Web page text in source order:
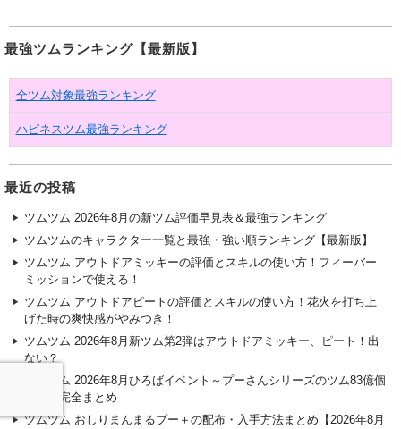
最強ツムランキング【最新版】
全ツム対象最強ランキング
ハピネスツム最強ランキング
最近の投稿
ツムツム 2026年8月の新ツム評価早見表＆最強ランキング
ツムツムのキャラクター一覧と最強・強い順ランキング【最新版】
ツムツム アウトドアミッキーの評価とスキルの使い方！フィーバー
ミッションで使える！
ツムツム アウトドアピートの評価とスキルの使い方！花火を打ち上
げた時の爽快感がやみつき！
ツムツム 2026年8月新ツム第2弾はアウトドアミッキー、ピート！出
ない？
ツムツム 2026年8月ひろばイベント～プーさんシリーズのツム83億個
～攻略完全まとめ
ツムツム おしりまんまるプー＋の配布・入手方法まとめ【2026年8月